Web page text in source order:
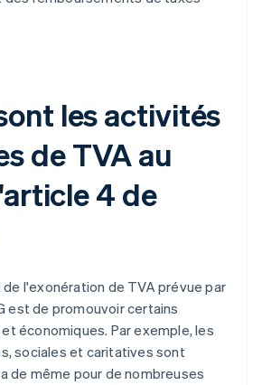
les activités
de TVA au
4 de
l'exonération de TVA prévue par
est de promouvoir certains
économiques. Par exemple, les
sociales et caritatives sont
de même pour de nombreuses